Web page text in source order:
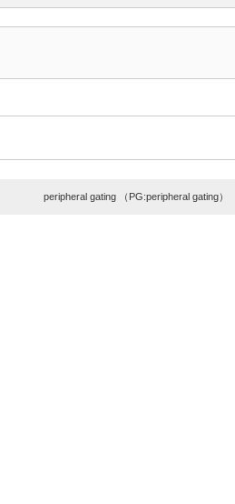
peripheral gating （PG:peripheral gating）